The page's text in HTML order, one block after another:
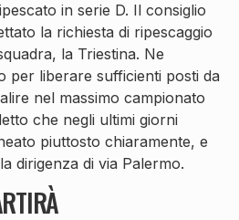
in serie D. Il consiglio
la richiesta di ripescaggio
la Triestina. Ne
per liberare sufficienti posti da
nel massimo campionato
che negli ultimi giorni
piuttosto chiaramente, e
dirigenza di via Palermo.